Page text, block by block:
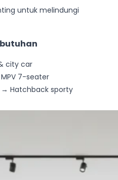
untuk melindungi
city car
7-seater
Hatchback sporty